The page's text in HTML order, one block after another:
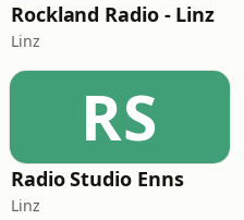
Rockland Radio - Linz
Linz
RS
Radio Studio Enns
Linz